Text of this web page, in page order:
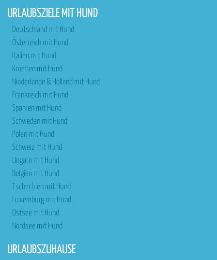
URLAUBSZIELE MIT HUND
Deutschland mit Hund
Österreich mit Hund
Italien mit Hund
Kroatien mit Hund
Niederlande & Holland mit Hund
Frankreich mit Hund
Spanien mit Hund
Schweden mit Hund
Polen mit Hund
Schweiz mit Hund
Ungarn mit Hund
Belgien mit Hund
Tschechien mit Hund
Luxemburg mit Hund
Ostsee mit Hund
Nordsee mit Hund
URLAUBSZUHAUSE